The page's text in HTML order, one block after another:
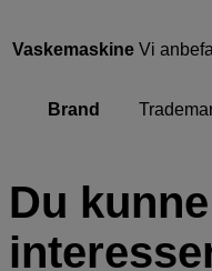
Vaskemaskine Vi
Brand
Du